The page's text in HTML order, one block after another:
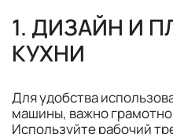
1. ДИЗАЙН И
КУХНИ
Для удобства
машины, важно
Используйте рабочий